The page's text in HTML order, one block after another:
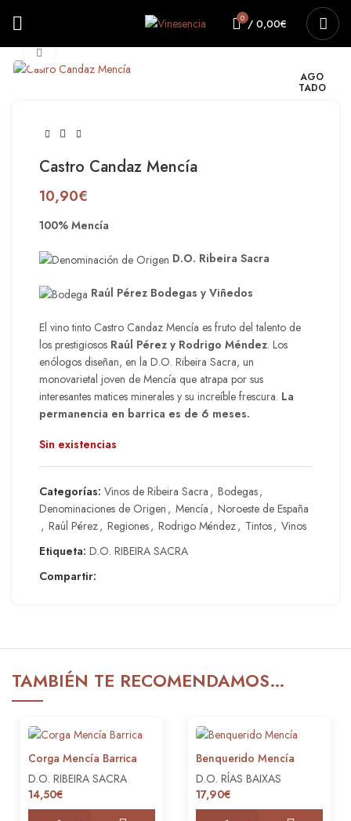
0 / 0,00€
AGO
TADO
Castro Candaz Mencía
10,90€
100% Mencía
D.O. Ribeira Sacra
Raúl Pérez Bodegas y Viñedos
El vino tinto Castro Candaz Mencía es fruto del talento de
los prestigiosos Raúl Pérez y Rodrigo Méndez. Los
enólogos diseñan, en la D.O. Ribeira Sacra, un
monovarietal joven de Mencía que atrapa por sus
interesantes matices minerales y su increíble frescura. La
permanencia en barrica es de 6 meses.
Sin existencias
Categorías: Vinos de Ribeira Sacra , Bodegas,
Denominaciones de Origen , Mencía , Noroeste de España
, Raúl Pérez, Regiones, Rodrigo Méndez, Tintos, Vinos
Etiqueta: D.O. RIBEIRA SACRA
Compartir:
TAMBIÉN TE RECOMENDAMOS…
Corga Mencía Barrica
D.O. RIBEIRA SACRA
14,50€
Benquerido Mencía
D.O. RÍAS BAIXAS
17,90€